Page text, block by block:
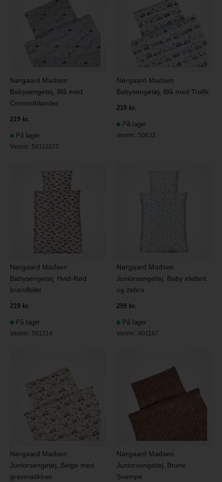
Nørgaard Madsen
Babysengetøj, Blå med
Cementblander
219 kr.
På lager
Varenr.: 50110227
Nørgaard Madsen
Babysengetøj, Blå med Trafik
219 kr.
På lager
Varenr.: 50632
Nørgaard Madsen
Babysengetøj, Hvid-Rød
brandbiler
219 kr.
På lager
Varenr.: 501214
Nørgaard Madsen
Juniorsengetøj, Baby elefant
og zebra
299 kr.
På lager
Varenr.: 601187
Nørgaard Madsen
Juniorsengetøj, Beige med
gravmaskiner
Nørgaard Madsen
Juniorsengetøj, Brune
Svampe